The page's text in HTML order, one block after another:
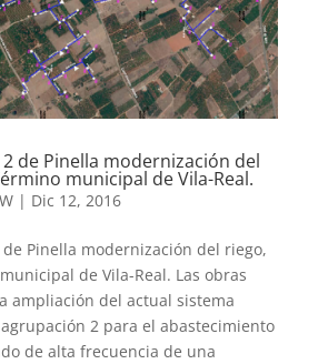
de Pinella modernización del
municipal de Vila-Real.
| Dic 12, 2016
Pinella modernización del riego,
de Vila-Real. Las obras
ampliación del actual sistema
2 para el abastecimiento
de alta frecuencia de una